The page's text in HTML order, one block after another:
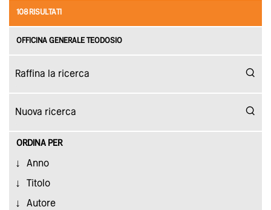
108 RISULTATI
OFFICINA GENERALE TEODOSIO
ORDINA PER
Anno
Titolo
Autore